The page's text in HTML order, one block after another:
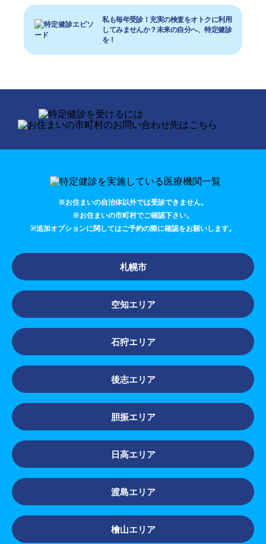
私も毎年受診！充実の検査をオトクに利用
してみませんか？未来の自分へ、特定健診
を！
※お住まいの自治体以外では受診できません。
※お住まいの市町村でご確認下さい。
※追加オプションに関してはご予約の際に確認をお願いします。
札幌市
空知エリア
石狩エリア
後志エリア
胆振エリア
日高エリア
渡島エリア
檜山エリア